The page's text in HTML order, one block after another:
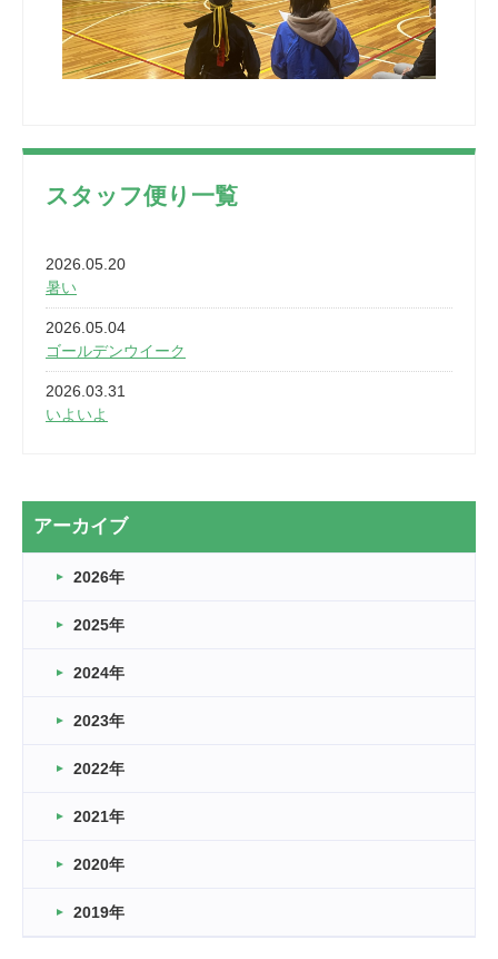
スタッフ便り一覧
2026.05.20
暑い
2026.05.04
ゴールデンウイーク
2026.03.31
いよいよ
2026.03.20
なぎなた
2026.03.16
車いすバスケとRくんのお話
卒業・卒園の季節★
2026.03.11
緑ケ丘体育館
2022.11.03
緑ケ丘体育館
アーカイブ
2026年
2025年
2024年
2023年
2022年
2021年
2020年
2019年